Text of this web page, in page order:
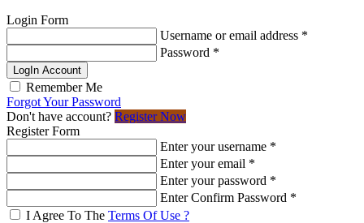
Login Form
Username or email address *
Password *
LogIn Account
Remember Me
Forgot Your Password
Don't have account? Register Now
Register Form
Enter your username *
Enter your email *
Enter your password *
Enter Confirm Password *
I Agree To The Terms Of Use ?